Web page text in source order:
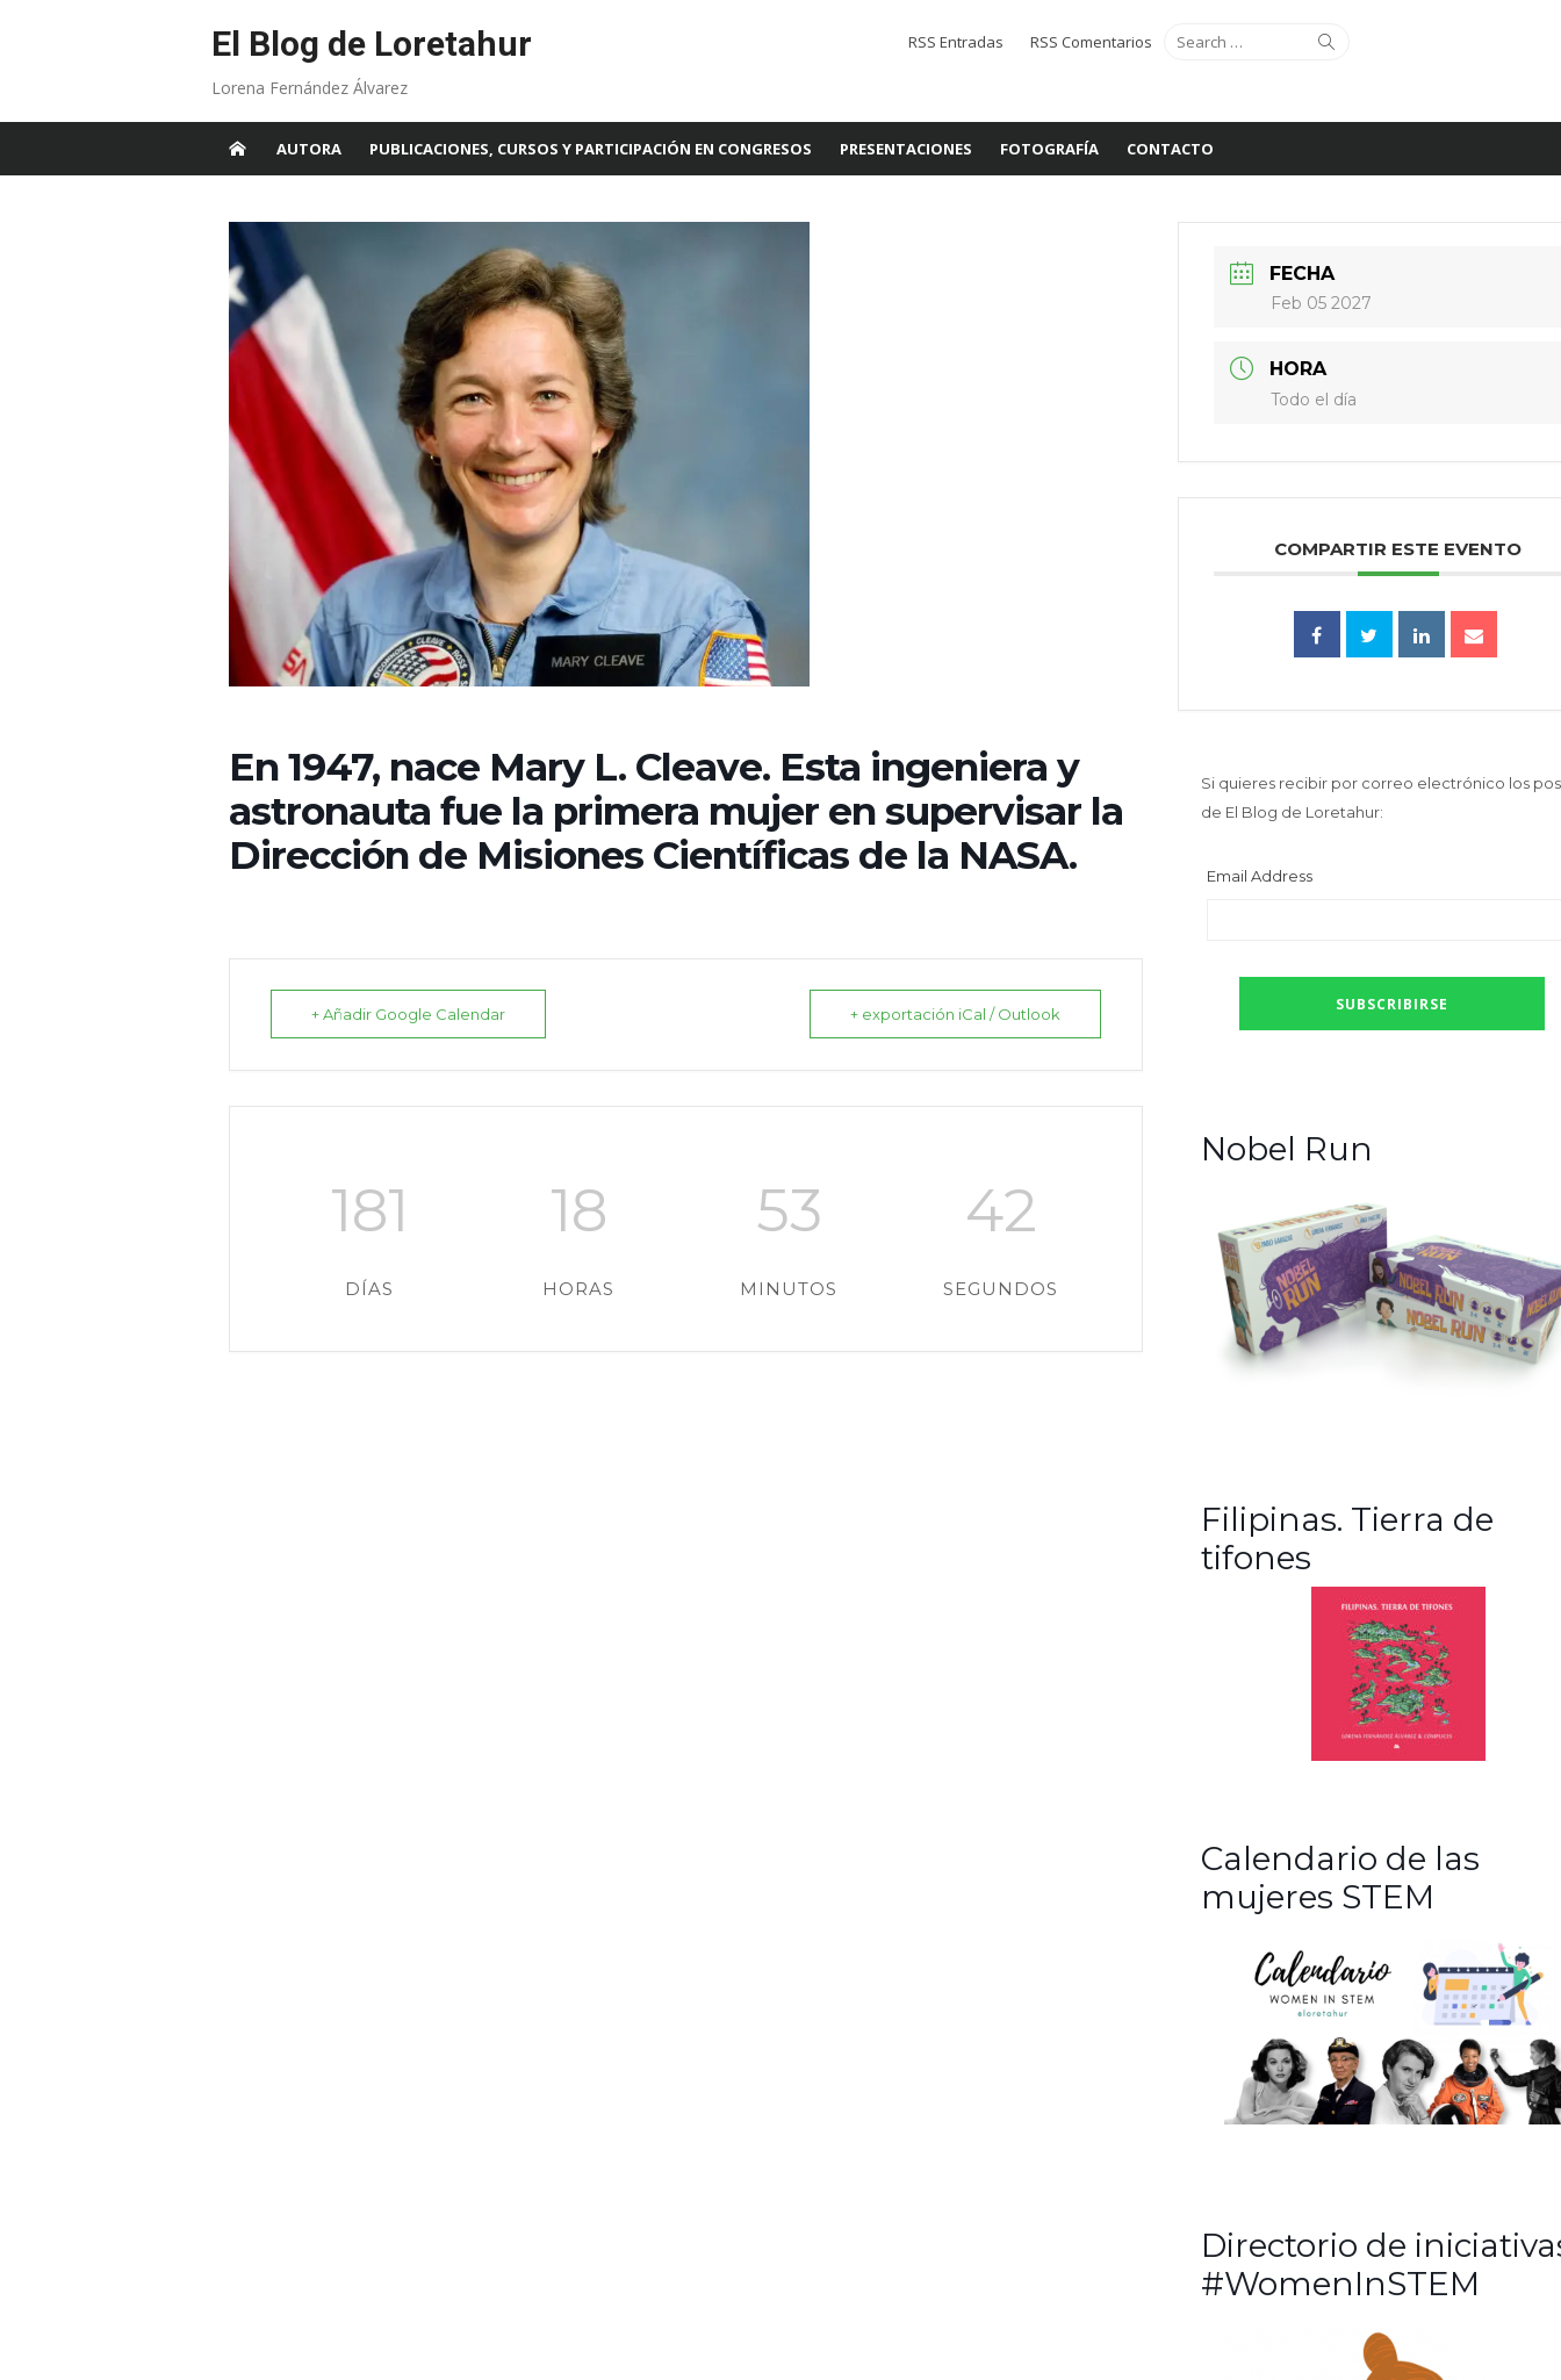
El Blog de Loretahur
Lorena Fernández Álvarez
Search
for:
RSS Entradas RSS Comentarios
AUTORA PUBLICACIONES, CURSOS Y PARTICIPACIÓN EN CONGRESOS PRESENTACIONES FOTOGRAFÍA CONTACTO
En 1947, nace Mary L. Cleave. Esta ingeniera y
astronauta fue la primera mujer en supervisar la
Dirección de Misiones Científicas de la NASA.
+ Añadir Google Calendar + exportación iCal / Outlook
181
DÍAS
18
HORAS
53
MINUTOS
41
SEGUNDOS
FECHA
Feb 05 2027
HORA
Todo el día
COMPARTIR ESTE EVENTO
Si quieres recibir por correo electrónico los
de El Blog de Loretahur:
Email Address
Nobel Run
Filipinas. Tierra de
tifones
Calendario de las
mujeres STEM
Directorio de
#WomenInSTEM